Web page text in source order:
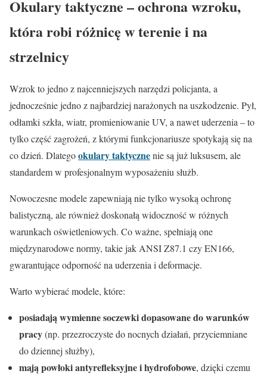
Okulary taktyczne – ochrona wzroku,
która robi różnicę w terenie i na
strzelnicy
Wzrok to jedno z najcenniejszych narzędzi policjanta, a
jednocześnie jedno z najbardziej narażonych na uszkodzenie. Pył,
odłamki szkła, wiatr, promieniowanie UV, a nawet uderzenia – to
tylko część zagrożeń, z którymi funkcjonariusze spotykają się na
co dzień. Dlategookulary taktycznenie są już luksusem, ale
standardem w profesjonalnym wyposażeniu służb.
Nowoczesne modele zapewniają nie tylko wysoką ochronę
balistyczną, ale również doskonałą widoczność w różnych
warunkach oświetleniowych. Co ważne, spełniają one
międzynarodowe normy, takie jak ANSI Z87.1 czy EN166,
gwarantujące odporność na uderzenia i deformacje.
Warto wybierać modele, które:
posiadają wymienne soczewki dopasowane do warunków
pracy(np. przezroczyste do nocnych działań, przyciemniane
do dziennej służby),
mają powłoki antyrefleksyjne i hydrofobowe, dzięki czemu